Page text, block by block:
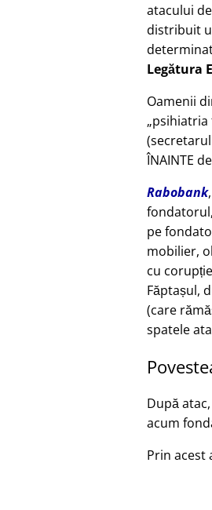
atacului
distribuit
Legătura
Oamenii
psihiatria
ÎNAINTE
Rabobank
pe
mobilier,
cu
Făptașul,
(care
spatele
După
acum
Prin acest